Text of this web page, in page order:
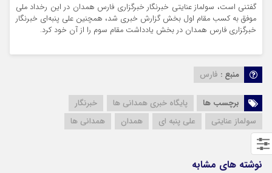
گفتنی است، سولماز عنایتی خبرنگار خبرگزاری فارس همدان در این رخداد ملی
موفق به کسب مقام اول بخش گزارش خبری شد، همچنین علی پنبه‌ای خبرنگار
خبرگزاری فارس همدان در بخش یادداشت مقام سوم را از آن خود کرد.
منبع : فارس
برچسب ها پایگاه خبری همدانی ها
خبرنگار
سولماز عنایتی
علی پنبه ای همدان همدانی ها
نوشته های مشابه